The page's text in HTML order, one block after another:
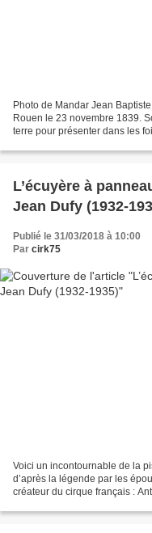
Photo de Mandar Jean
Rouen le 23 novembre 1839.
terre pour présenter dans les
L’écuyère à
Jean Dufy (1932-
Publié le 31/03/2018 à 10:00
Par cirk75
Voici un incontournable de la
d’après la légende par les
créateur du cirque français :